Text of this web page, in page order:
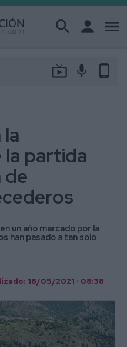
search person menu
live_tv mic phone_android
partida
de
un año marcado por la
han pasado a tan solo
18/05/2021 · 08:38